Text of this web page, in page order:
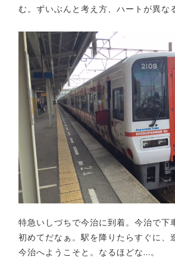
む。ずいぶんと考え方、ハートが異な
特急いしづちで今治に到着。今治で下
初めてだなぁ。駅を降りたらすぐに、
今治へようこそと。なるほどな…。